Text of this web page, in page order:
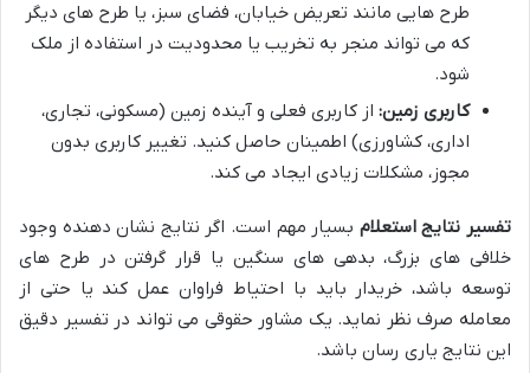
طرح هایی مانند تعریض خیابان، فضای سبز، یا طرح های دیگر
که می تواند منجر به تخریب یا محدودیت در استفاده از ملک
شود.
کاربری زمین: از کاربری فعلی و آینده زمین (مسکونی، تجاری،
اداری، کشاورزی) اطمینان حاصل کنید. تغییر کاربری بدون
مجوز، مشکلات زیادی ایجاد می کند.
تفسیر نتایج استعلام بسیار مهم است. اگر نتایج نشان دهنده وجود
خلافی های بزرگ، بدهی های سنگین یا قرار گرفتن در طرح های
توسعه باشد، خریدار باید با احتیاط فراوان عمل کند یا حتی از
معامله صرف نظر نماید. یک مشاور حقوقی می تواند در تفسیر دقیق
این نتایج یاری رسان باشد.